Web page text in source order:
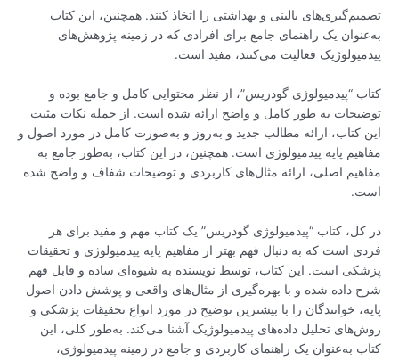
تصمیم‌گیری‌های بالینی و بهداشتی را اتخاذ کنند. همچنین، این کتاب
به‌عنوان یک راهنمای جامع برای افرادی که در زمینه پژوهش‌های
پیدمیولوژیک فعالیت می‌کنند، مفید است.
کتاب “پیدمیولوژی گودریس”، از نظر محتوایی کامل و جامع بوده و
توضیحات به طور کامل و واضح ارائه شده است. از جمله نکات مثبت
این کتاب، ارائه مطالب جدید و به‌روز و به‌صورت کامل در مورد اصول و
مفاهیم پایه پیدمیولوژی است. همچنین، در این کتاب، به‌طور جامع به
مفاهیم اصلی، ارائه مثال‌های کاربردی و توضیحات شفاف و واضح شده
است.
در کل، کتاب “پیدمیولوژی گودریس” یک کتاب مهم و مفید برای هر
فردی است که به دنبال فهم بهتر از مفاهیم پایه پیدمیولوژی و تحقیقات
پزشکی است. این کتاب، توسط نویسنده به شیوه‌ای ساده و قابل فهم
شرح داده شده و با بهره‌گیری از مثال‌های واقعی و پوشش دادن اصول
پایه، خوانندگان را با بیشترین توضیح در مورد انواع تحقیقات پزشکی و
روش‌های تحلیل داده‌های پیدمیولوژیک آشنا می‌کند. به‌طور کلی، این
کتاب به‌عنوان یک راهنمای کاربردی و جامع در زمینه پیدمیولوژی،